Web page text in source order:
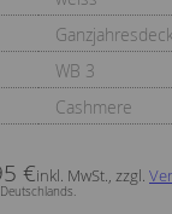
WB 3
Cashmere
€inkl. MwSt., zzgl.